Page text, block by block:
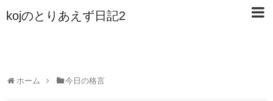
kojのとりあえず日記2
ホーム 今日の格言